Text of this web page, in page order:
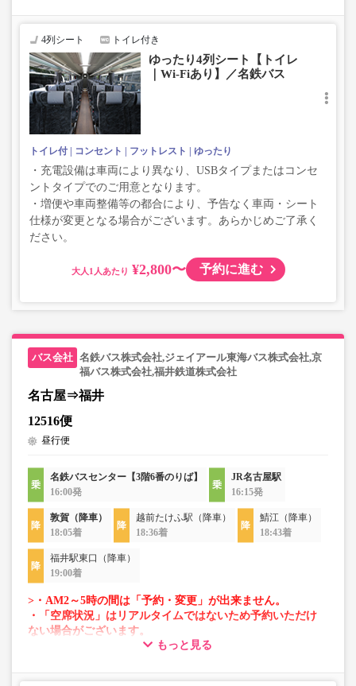
で、あらかじめご了承ください。
4列シート トイレ付き
ゆったり4列シート【トイレ
｜Wi-Fiあり】／名鉄バス
トイレ付 コンセント フットレスト ゆったり
・充電設備は車両により異なり、USBタイプまたはコンセ
ントタイプでのご用意となります。
・増便や車両整備等の都合により、予告なく車両・シート
仕様が変更となる場合がございます。あらかじめご了承く
ださい。
大人 ¥2,800〜 予約に進む
名鉄バス株式会社,ジェイアール東海バス株式会社,京
福バス株式会社,福井鉄道株式会社
名古屋⇒福井
12516便
昼行便
名鉄バスセンター【3階6番のりば】
16:00発
JR名古屋駅
16:15発
敦賀（降車）
18:05着
越前たけふ駅（降車）
18:36着
鯖江（降車）
18:43着
福井駅東口（降車）
19:00着
>・AM2～5時の間は「予約・変更」が出来ません。
・「空席状況」はリアルタイムではないため予約いただけ
ない場合がございます。
・車両は予告なく変更となる場合がございます。これに伴
で、あらかじめご了承ください。
もっと見る